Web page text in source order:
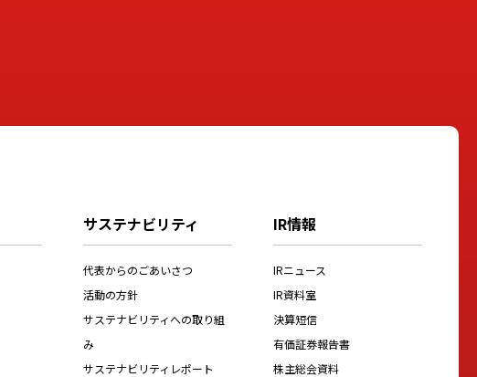
サステナビリティ
代表からのごあいさつ
活動の方針
サステナビリティへの取り組
み
サステナビリティレポート
IR情報
IRニュース
IR資料室
決算短信
有価証券報告書
株主総会資料